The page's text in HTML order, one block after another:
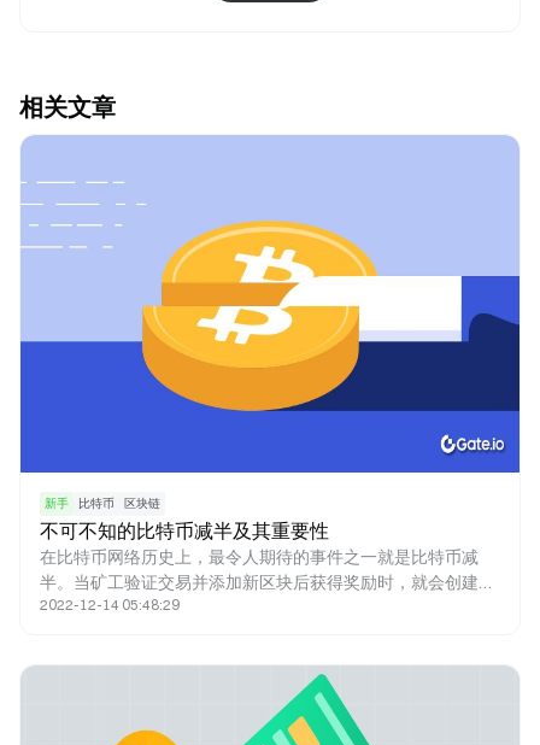
相关文章
新手 比特币 区块链
不可不知的比特币减半及其重要性
在比特币网络历史上，最令人期待的事件之一就是比特币减
半。当矿工验证交易并添加新区块后获得奖励时，就会创建新
的比特币。新铸造的比特币就是奖励的来源。比特币减半减少
时发行取决于政府的决定，而比特币则不同，其发行上限为
21,000,000枚。减半是一种调节比特币产量的方法，同时有助
于抑制通货膨胀，因为减半让比特币的铸造无法超过发行量上
2022-12-14 05:48:29